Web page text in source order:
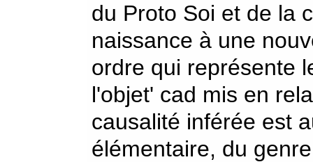
du Proto Soi et de la
naissance à une
ordre qui représente
l'objet' cad mis en
causalité inférée est
élémentaire, du